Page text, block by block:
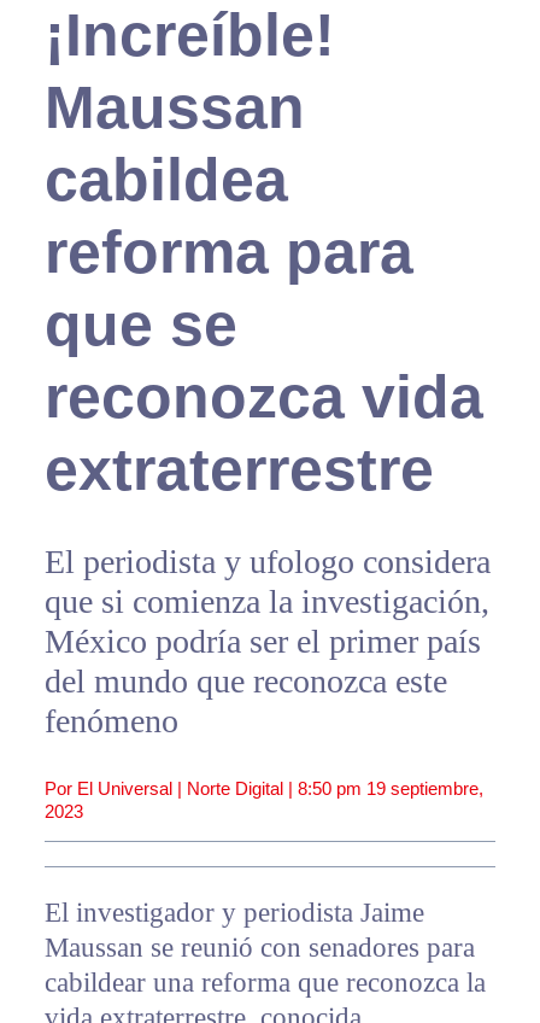
¡Increíble!
Maussan
cabildea
reforma para
que se
reconozca vida
extraterrestre
El periodista y ufologo considera
que si comienza la investigación,
México podría ser el primer país
del mundo que reconozca este
fenómeno
Por El Universal | Norte Digital | 8:50 pm 19 septiembre,
2023
El investigador y periodista Jaime
Maussan se reunió con senadores para
cabildear una reforma que reconozca la